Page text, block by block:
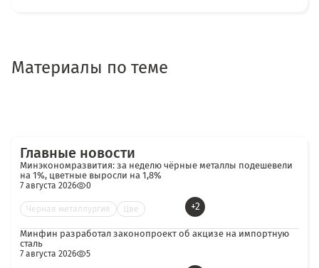
Материалы по теме
Главные новости
Минэкономразвития: за неделю чёрные металлы подешевели
на 1%, цветные выросли на 1,8%
7 августа 2026 0
Черная металлургия Цве +2
Минфин разработал законопроект об акцизе на импортную
сталь
7 августа 2026 5